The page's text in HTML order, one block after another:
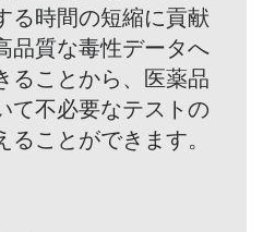
る時間の短縮に貢献
品質な毒性データへ
ることから、医薬品
て不必要なテストの
ことができます。